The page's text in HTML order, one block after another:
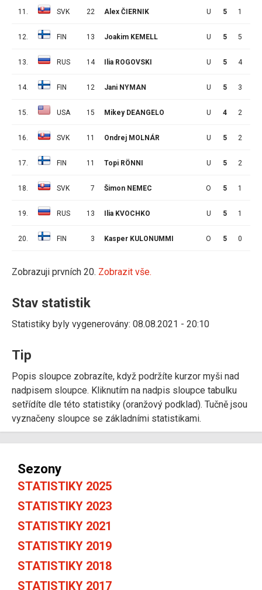
11. SVK 22 Alex ČIERNIK U 5 1
12. FIN 13 Joakim KEMELL U 5 5
13. RUS 14 Ilia ROGOVSKI U 5 4
14. FIN 12 Jani NYMAN U 5 3
15. USA 15 Mikey DEANGELO U 4 2
16. SVK 11 Ondrej MOLNÁR U 5 2
17. FIN 11 Topi RÖNNI U 5 2
18. SVK 7 Šimon NEMEC O 5 1
19. RUS 13 Ilia KVOCHKO U 5 1
20. FIN 3 Kasper KULONUMMI O 5 0
Zobrazuji prvních 20. Zobrazit vše.
Stav statistik
Statistiky byly vygenerovány: 08.08.2021 - 20:10
Tip
Popis sloupce zobrazíte, když podržíte kurzor myši nad
nadpisem sloupce. Kliknutím na nadpis sloupce tabulku
setřídíte dle této statistiky (oranžový podklad). Tučně jsou
vyznačeny sloupce se základními statistikami.
Sezony
STATISTIKY 2025
STATISTIKY 2023
STATISTIKY 2021
STATISTIKY 2019
STATISTIKY 2018
STATISTIKY 2017